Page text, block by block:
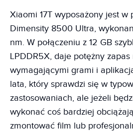
Xiaomi 17T wyposażony jest w
Dimensity 8500 Ultra,
nm. W połączeniu z 12 GB
LPDDR5X, daje potężny
wymagającymi grami i
lata, który sprawdzi się w
zastosowaniach, ale jeżeli
wykonać coś bardziej
zmontować film lub